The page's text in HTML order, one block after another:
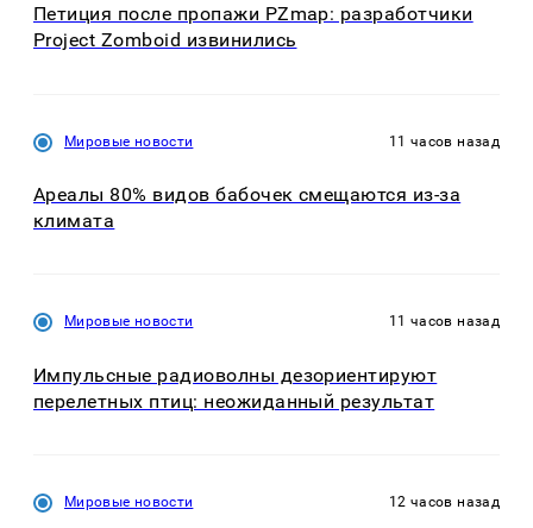
Петиция после пропажи PZmap: разработчики
Project Zomboid извинились
Мировые новости 11 часов назад
Ареалы 80% видов бабочек смещаются из-за
климата
Мировые новости 11 часов назад
Импульсные радиоволны дезориентируют
перелетных птиц: неожиданный результат
Мировые новости 12 часов назад